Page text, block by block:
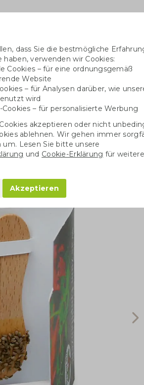
Pflanzstock mit Samen
dass Sie die bestmögliche
haben, verwenden wir Cookies:
Cookies – für eine ordnungsgemäß
Website
– für Analysen darüber, wie
wird
– für personalisierte Werbung
akzeptieren oder nicht
ablehnen. Wir gehen immer
Lesen Sie bitte unsere
und Cookie-Erklärung für weitere
Akzeptieren